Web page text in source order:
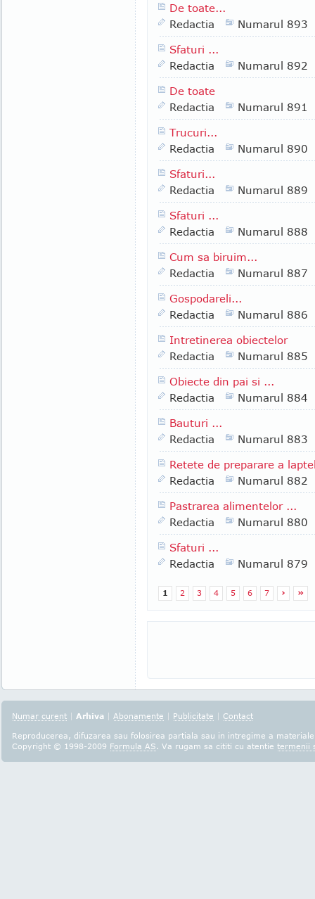
De toate...
Redactia
Numarul 893
Sfaturi ...
Redactia
Numarul 892
De toate
Redactia
Numarul 891
Trucuri...
Redactia
Numarul 890
Sfaturi...
Redactia
Numarul 889
Sfaturi ...
Redactia
Numarul 888
Cum sa biruim...
Redactia
Numarul 887
Gospodareli...
Redactia
Numarul 886
Intretinerea obiectelor
Redactia
Numarul 885
Obiecte din pai si ...
Redactia
Numarul 884
Bauturi ...
Redactia
Numarul 883
Retete de preparare a
Redactia
Numarul 882
Pastrarea alimentelor ...
Redactia
Numarul 880
Sfaturi ...
Redactia
Numarul 879
1 2 3 4 5 6 7 › »
Numar curent | Arhiva | Abonamente | Publicitate | Contact
Reproducerea, difuzarea sau folosirea partiala sau in intregime a
Copyright © 1998-2009 Formula AS. Va rugam sa cititi cu atentie termenii